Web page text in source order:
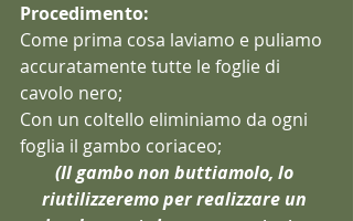
Procedimento:
Come prima cosa laviamo e puliamo
accuratamente tutte le foglie di
cavolo nero;
Con un coltello eliminiamo da ogni
foglia il gambo coriaceo;
(Il gambo non buttiamolo, lo
riutilizzeremo per realizzare un